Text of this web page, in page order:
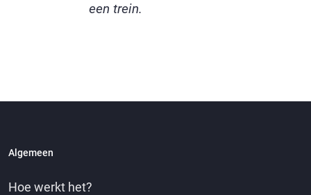
een trein.
Algemeen
Hoe werkt het?